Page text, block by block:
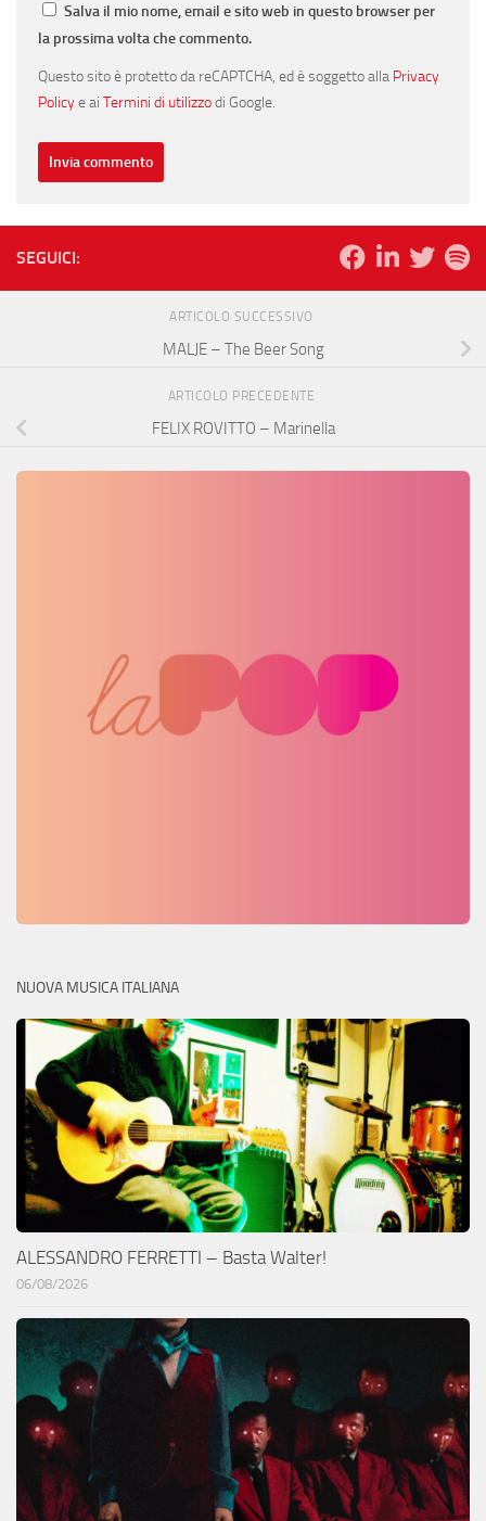
Salva il mio nome, email e sito web in questo browser per
la prossima volta che commento.
Questo sito è protetto da reCAPTCHA, ed è soggetto alla Privacy
Policye ai Termini di utilizzodi Google.
SEGUICI:
ARTICOLO SUCCESSIVO
MALJE – The Beer Song
ARTICOLO PRECEDENTE
FELIX ROVITTO – Marinella
NUOVA MUSICA ITALIANA
ALESSANDRO FERRETTI – Basta Walter!
06/08/2026